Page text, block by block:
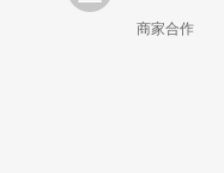
商家合作